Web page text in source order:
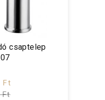
csaptelep
Ft
Ft